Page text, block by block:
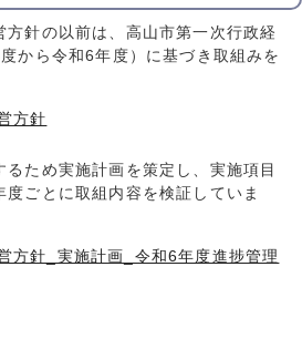
針の以前は、高山市第一次行政経
から令和6年度）に基づき取組みを
方針
ため実施計画を策定し、実施項目
ごとに取組内容を検証していま
方針_実施計画_令和6年度進捗管理